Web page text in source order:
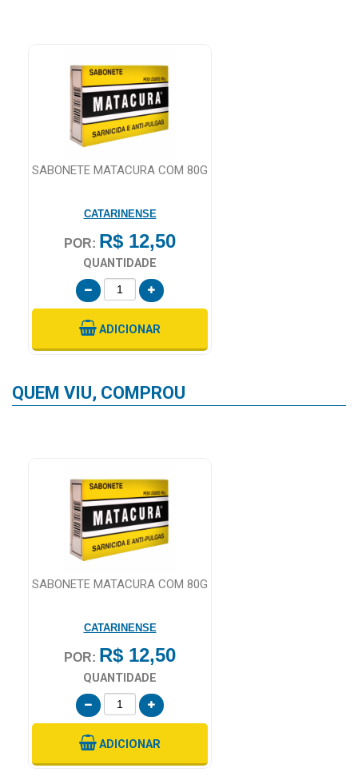
SABONETE MATACURA COM 80G
CATARINENSE
POR: R$ 12,50
QUANTIDADE
ADICIONAR
QUEM VIU, COMPROU
SABONETE MATACURA COM 80G
CATARINENSE
POR: R$ 12,50
QUANTIDADE
ADICIONAR